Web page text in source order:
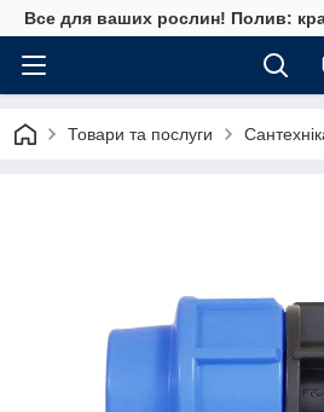
Все для ваших рослин! Полив:
Товари та послуги